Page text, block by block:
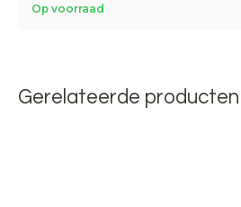
Op voorraad
Gerelateerde producten